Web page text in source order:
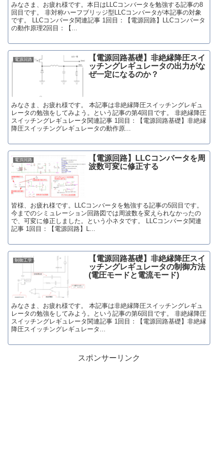
みなさま、お疲れ様です。本日はLLCコンバータを勉強する記事の8
回目です。 非対称ハーフブリッジ型LLCコンバータが本記事の対象
です。 LLCコンバータ関連記事 1回目：【電源回路】LLCコンバータ
の動作原理2回目：【...
電源回路
【電源回路基礎】非絶縁降圧スイ
ッチングレギュレータの出力がな
ぜ一定になるのか？
みなさま、お疲れ様です。 本記事は非絶縁降圧スイッチングレギュ
レータの勉強をしてみよう。という記事の第4回目です。 非絶縁降圧
スイッチングレギュレータ関連記事 1回目：【電源回路基礎】非絶縁
降圧スイッチングレギュレータの動作原...
電源回路
【電源回路】LLCコンバータを周
波数可変に修正する
皆様、お疲れ様です。LLCコンバータを勉強する記事の5回目です。
今までのシミュレーション回路図では周波数を変えられなかったの
で、可変に修正しました。という小ネタです。 LLCコンバータ関連
記事 1回目：【電源回路】L...
制御工学
【電源回路基礎】非絶縁降圧スイ
ッチングレギュレータの制御方法
(電圧モードと電流モード)
みなさま、お疲れ様です。 本記事は非絶縁降圧スイッチングレギュ
レータの勉強をしてみよう。という記事の第6回目です。 非絶縁降圧
スイッチングレギュレータ関連記事 1回目：【電源回路基礎】非絶縁
降圧スイッチングレギュレータ...
スポンサーリンク